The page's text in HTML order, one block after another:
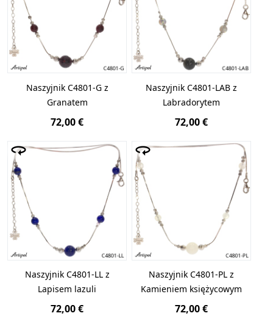
Naszyjnik C4801-G z
Granatem
72,00 €
Naszyjnik C4801-LAB z
Labradorytem
72,00 €
Naszyjnik C4801-LL z
Lapisem lazuli
72,00 €
Naszyjnik C4801-PL z
Kamieniem księżycowym
72,00 €